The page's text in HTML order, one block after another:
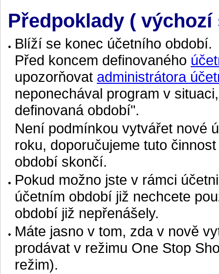
Předpoklady ( výchozí
Blíží se konec účetního období.
Před koncem definovaného
upozorňovat administrátora
neponechával program v
definovaná období".
Není podmínkou vytvářet nové
roku, doporučujeme tuto
období skončí.
Pokud možno jste v rámci
účetním období již nechcete
období již nepřenášely.
Máte jasno v tom, zda v nově
prodávat v režimu One Stop
režim).